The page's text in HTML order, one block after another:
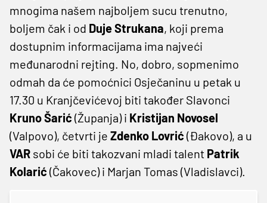
mnogima našem najboljem sucu trenutno,
boljem čak i od Duje Strukana, koji prema
dostupnim informacijama ima najveći
međunarodni rejting. No, dobro, sopmenimo
odmah da će pomoćnici Osječaninu u petak u
17.30 u Kranjčevićevoj biti također Slavonci
Kruno Šarić (Županja) i Kristijan Novosel
(Valpovo), četvrti je Zdenko Lovrić (Đakovo), a u
VAR sobi će biti takozvani mladi talent Patrik
Kolarić (Čakovec) i Marjan Tomas (Vladislavci).